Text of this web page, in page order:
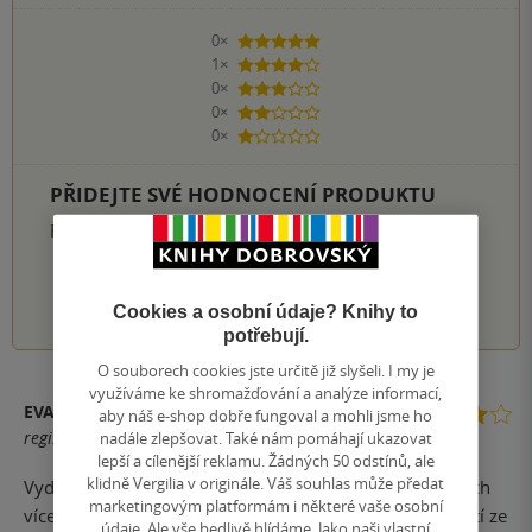
0×
5 hvězdiček
1×
4 hvězdičky
0×
3 hvězdičky
0×
2 hvězdičky
0×
1 hvezdička
PŘIDEJTE SVÉ HODNOCENÍ PRODUKTU
Hodnocení našich knihkupců: 0.0 z 5
EVA FRANCOVÁ
registrovaný uživatel
Vydejte se s autorkou na procházku po Praze, po místech
více či méně známých. Dozvíte se tu spousta zajímavostí ze
Cookies a osobní údaje? Knihy to
potřebují.
O souborech cookies jste určitě již slyšeli. I my je
využíváme ke shromažďování a analýze informací,
aby náš e-shop dobře fungoval a mohli jsme ho
nadále zlepšovat. Také nám pomáhají ukazovat
lepší a cílenější reklamu. Žádných 50 odstínů, ale
klidně Vergilia v originále. Váš souhlas může předat
marketingovým platformám i některé vaše osobní